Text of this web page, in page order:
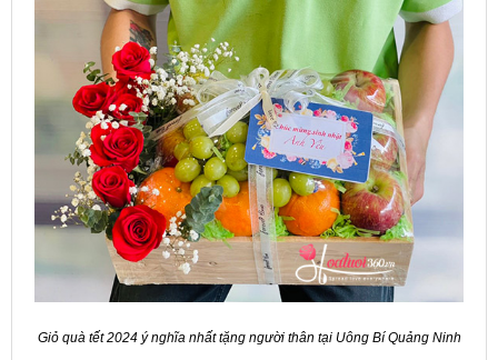
Giỏ quà tết 2024 ý nghĩa nhất tặng người thân tại Uông Bí Quảng Ninh